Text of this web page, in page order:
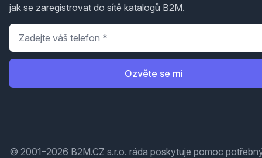
jak se zaregistrovat do sítě katalogů B2M.
Telefon
Ozvěte se mi
© 2001–2026 B2M.CZ s.r.o. ráda poskytuje pomoc